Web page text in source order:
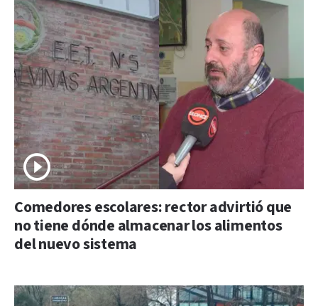
Comedores escolares: rector advirtió que
no tiene dónde almacenar los alimentos
del nuevo sistema